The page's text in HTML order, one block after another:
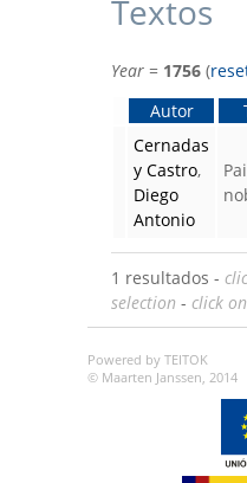
Textos
Year = 1756 (
Autor
Cernadas
y Castro,
Diego
Antonio
1 resultados -
selection - click
Powered by TEITOK
© Maarten Janssen, 2014